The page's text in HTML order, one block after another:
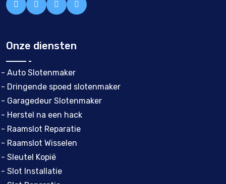
Onze diensten
- Auto Slotenmaker
- Dringende spoed slotenmaker
- Garagedeur Slotenmaker
- Herstel na een hack
- Raamslot Reparatie
- Raamslot Wisselen
- Sleutel Kopië
- Slot Installatie